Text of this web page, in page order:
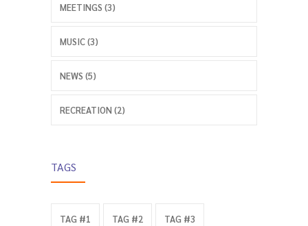
MEETINGS (3)
MUSIC (3)
NEWS (5)
RECREATION (2)
TAGS
TAG #1 TAG #2 TAG #3